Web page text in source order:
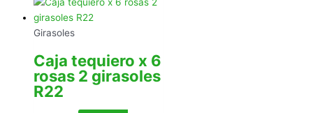
Girasoles
Caja tequiero x 6
rosas 2 girasoles
R22